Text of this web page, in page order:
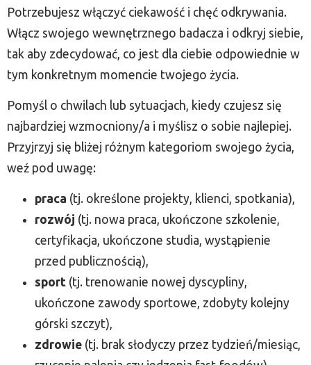
Potrzebujesz włączyć ciekawość i chęć odkrywania.
Włącz swojego wewnętrznego badacza i odkryj siebie,
tak aby zdecydować, co jest dla ciebie odpowiednie w
tym konkretnym momencie twojego życia.
Pomyśl o chwilach lub sytuacjach, kiedy czujesz się
najbardziej wzmocniony/a i myślisz o sobie najlepiej.
Przyjrzyj się bliżej różnym kategoriom swojego życia,
weź pod uwagę:
praca (tj. określone projekty, klienci, spotkania),
rozwój (tj. nowa praca, ukończone szkolenie,
certyfikacja, ukończone studia, wystąpienie
przed publicznością),
sport (tj. trenowanie nowej dyscypliny,
ukończone zawody sportowe, zdobyty kolejny
górski szczyt),
zdrowie (tj. brak słodyczy przez tydzień/miesiąc,